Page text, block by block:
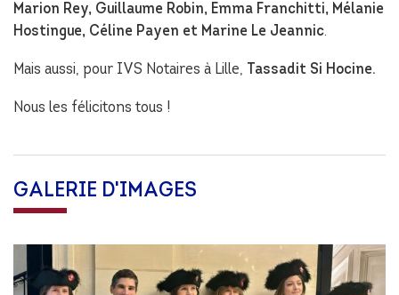
Marion Rey, Guillaume Robin, Emma Franchitti, Mélanie
Hostingue, Céline Payen et Marine Le Jeannic.
Mais aussi, pour IVS Notaires à Lille, Tassadit Si Hocine.
Nous les félicitons tous !
GALERIE D'IMAGES